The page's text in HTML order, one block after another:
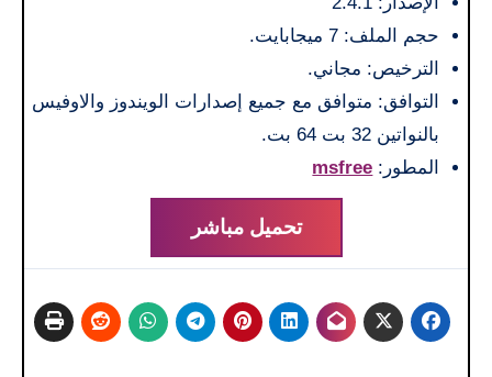
حجم الملف: 7 ميجابايت.
الترخيص: مجاني.
التوافق: متوافق مع جميع إصدارات الويندوز والاوفيس
بالنواتين 32 بت 64 بت.
المطور: msfree
تحميل مباشر